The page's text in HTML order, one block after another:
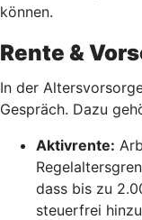
können.
Rente &
In der
Gespräch. Dazu
Aktivrente:
dass bis zu
steuerfrei